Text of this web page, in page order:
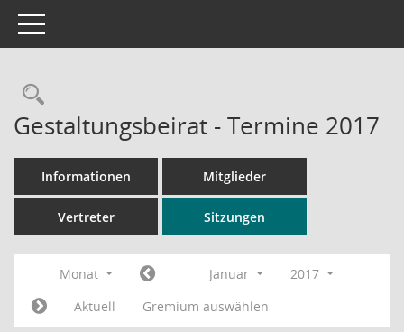
Toggle navigation
Rechercheauswahl
Gestaltungsbeirat - Termine 2017
Informationen Mitglieder
Vertreter Sitzungen
Monat Januar
2017
Aktuell
Gremium auswählen